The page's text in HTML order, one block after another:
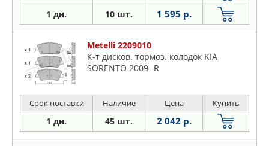
1 дн. 10 шт. 1 595 р.
Metelli 2209010
К-т дисков. тормоз. колодок KIA
SORENTO 2009- R
Срок поставки Наличие Цена Купить
1 дн. 45 шт. 2 042 р.